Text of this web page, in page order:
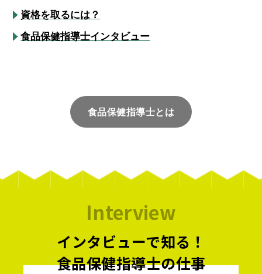
資格を取るには？
食品保健指導士インタビュー
食品保健指導士とは
Interview
インタビューで知る！
食品保健指導士の仕事